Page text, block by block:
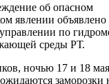
об опасном
явлении объявлено
по
среды РТ.
ночью 17 и 18
заморозки